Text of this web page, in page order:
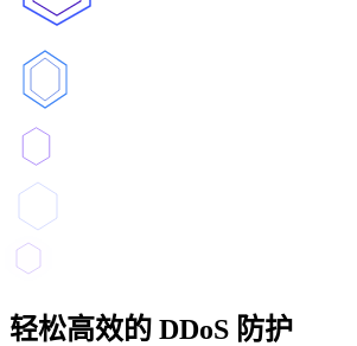
轻松高效的 DDoS 防护